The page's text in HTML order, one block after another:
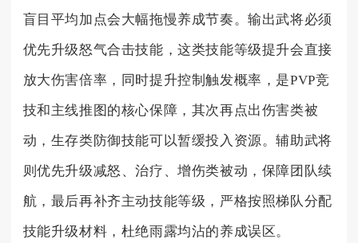
盲目平均加点会大幅拖慢养成节奏。输出武将必须
优先升级怒气合击技能，这类技能等级提升会直接
放大伤害倍率，同时提升控制触发概率，是PVP竞
技和主线推图的核心保障，其次再点出伤害类被
动，生存类防御技能可以暂缓投入资源。辅助武将
则优先升级减怒、治疗、增伤类被动，保障团队续
航，最后再补齐主动技能等级，严格按照梯队分配
技能升级材料，杜绝雨露均沾的养成误区。